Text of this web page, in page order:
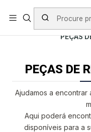
PORTES
Início
PEÇAS
PEÇAS DE
Ajudamos a
Aqui poderá
disponíveis para a